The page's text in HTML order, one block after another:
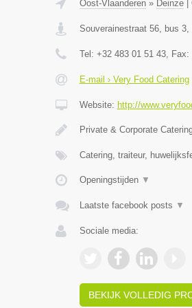
Oost-Vlaanderen» Deinze|
Souverainestraat 56, bus 3,
Tel: +32 483 01 51 43, Fax:
E-mail › Very Food Catering
Website: http://
Private & Corporate
Catering, traiteur,
Openingstijden ▼
Laatste facebook posts ▼
Sociale media:
BEKIJK VOLLEDIG